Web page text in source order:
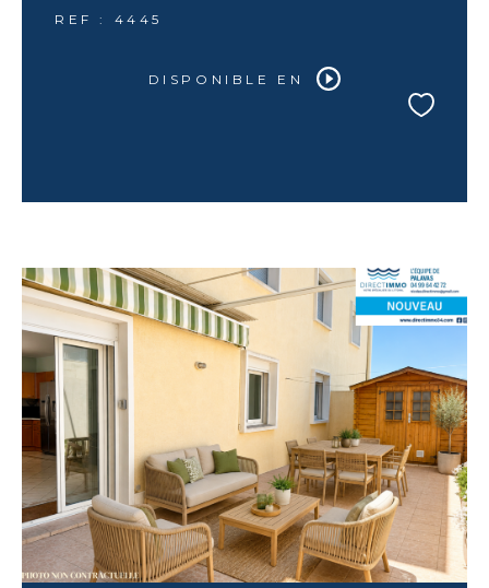
REF : 4445
DISPONIBLE EN